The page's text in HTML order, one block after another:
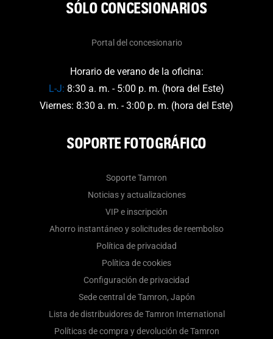
SÓLO CONCESIONARIOS
Portal del concesionario
Horario de verano de la oficina:
L-J: 8:30 a. m. - 5:00 p. m. (hora del Este)
Viernes: 8:30 a. m. - 3:00 p. m. (hora del Este)
SOPORTE FOTOGRÁFICO
Soporte Tamron
Noticias y actualizaciones
VIP e inscripción
Ahorro instantáneo y solicitudes de reembolso
Política de privacidad
Política de cookies
Configuración de privacidad
Sede central de Tamron, Japón
Lista de distribuidores de Tamron International
Políticas de compra y devolución de Tamron